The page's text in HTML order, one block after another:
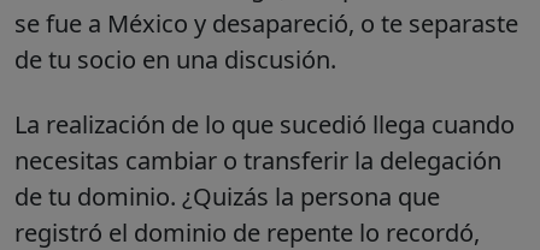
se fue a México y desapareció, o te separaste
de tu socio en una discusión.
La realización de lo que sucedió llega cuando
necesitas cambiar o transferir la delegación
de tu dominio. ¿Quizás la persona que
registró el dominio de repente lo recordó,